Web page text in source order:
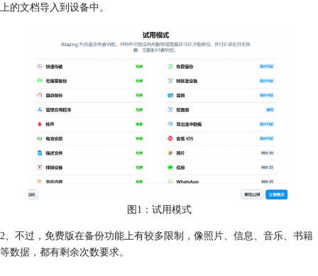
上的文档导入到设备中。
图1：试用模式
2、不过，免费版在备份功能上有较多限制，像照片、信息、音乐、书籍
等数据，都有剩余次数要求。